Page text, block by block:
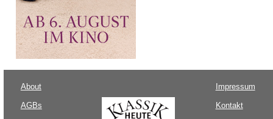
About
AGBs
Impressum
Kontakt